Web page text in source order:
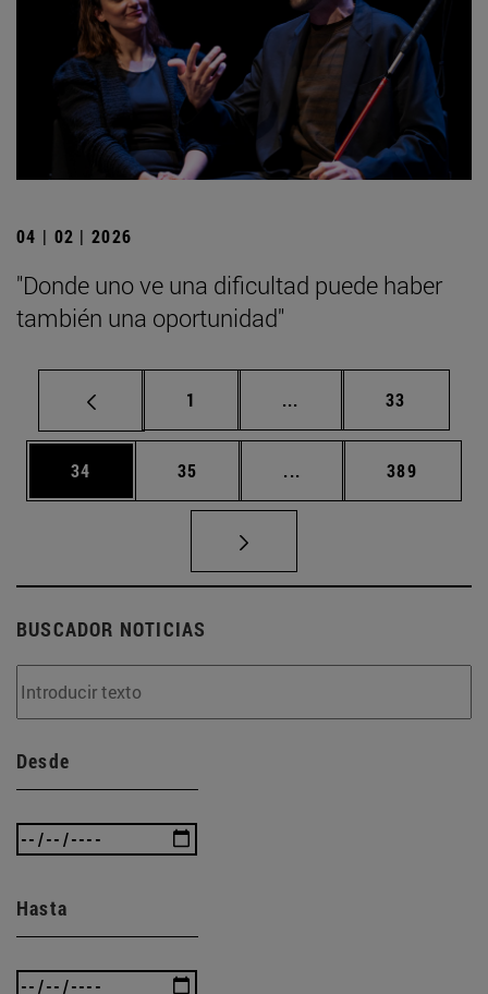
04 | 02 | 2026
"Donde uno ve una dificultad puede haber
también una oportunidad"
Página
1 ... Páginas intermedias
Página
33
Página
34 Página
35 ... Páginas intermedias
Página
389
BUSCADOR NOTICIAS
Desde
Hasta